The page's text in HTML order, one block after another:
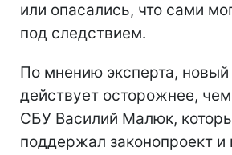
или опасались, что сами
под следствием.
По мнению эксперта, новый
действует осторожнее,
СБУ Василий Малюк,
поддержал законопроект и